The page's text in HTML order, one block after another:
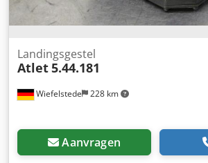
Wiefelstede 228 km
Landingsgestel
Atlet5.44.181
Aanvragen